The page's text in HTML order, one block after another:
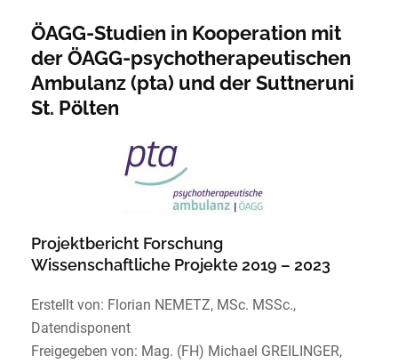
ÖAGG-Studien in Kooperation mit
der ÖAGG-psychotherapeutischen
Ambulanz (pta) und der Suttneruni
St. Pölten
Projektbericht Forschung
Wissenschaftliche Projekte 2019 – 2023
Erstellt von: Florian NEMETZ, MSc. MSSc.,
Datendisponent
Freigegeben von: Mag. (FH) Michael GREILINGER,